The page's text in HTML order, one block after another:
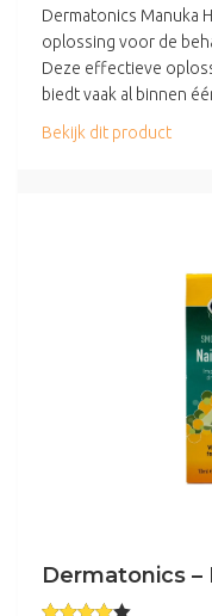
Dermatonics Manuka
oplossing voor de
Deze effectieve
biedt vaak al binnen
Bekijk dit product
Dermatonics –